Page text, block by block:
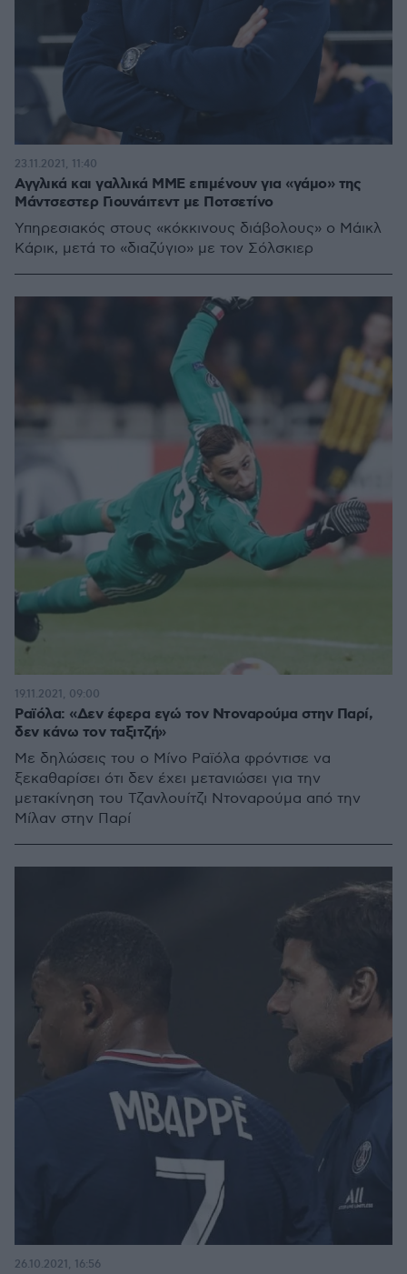
Αγγλικά και γαλλικά ΜΜΕ επιμένουν για «γάμο» της
Μάντσεστερ Γιουνάιτεντ με Ποτσετίνο
Υπηρεσιακός στους «κόκκινους διάβολους» ο Μάικλ
Κάρικ, μετά το «διαζύγιο» με τον Σόλσκιερ
23.11.2021, 11:40
Ραϊόλα: «Δεν έφερα εγώ τον Ντοναρούμα στην Παρί,
δεν κάνω τον ταξιτζή»
Με δηλώσεις του ο Μίνο Ραϊόλα φρόντισε να
ξεκαθαρίσει ότι δεν έχει μετανιώσει για την
μετακίνηση του Τζανλουίτζι Ντοναρούμα από την
Μίλαν στην Παρί
19.11.2021, 09:00
26.10.2021, 16:56